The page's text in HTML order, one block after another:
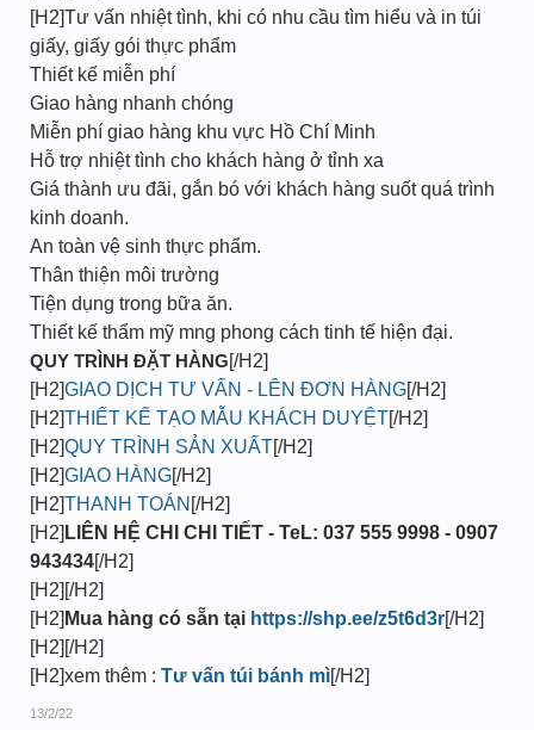
[H2]Tư vấn nhiệt tình, khi có nhu cầu tìm hiểu và in túi
giấy, giấy gói thực phẩm
Thiết kế miễn phí
Giao hàng nhanh chóng
Miễn phí giao hàng khu vực Hồ Chí Minh
Hỗ trợ nhiệt tình cho khách hàng ở tỉnh xa
Giá thành ưu đãi, gắn bó với khách hàng suốt quá trình
kinh doanh.
An toàn vệ sinh thực phẩm.
Thân thiện môi trường
Tiện dụng trong bữa ăn.
Thiết kế thẩm mỹ mng phong cách tinh tế hiện đại.
QUY TRÌNH ĐẶT HÀNG[/H2]
[H2]GIAO DỊCH TƯ VẤN - LÊN ĐƠN HÀNG[/H2]
[H2]THIẾT KẾ TẠO MẪU KHÁCH DUYỆT[/H2]
[H2]QUY TRÌNH SẢN XUẤT[/H2]
[H2]GIAO HÀNG[/H2]
[H2]THANH TOÁN [/H2]
[H2] LIÊN HỆ CHI CHI TIẾT - TeL: 037 555 9998 - 0907
943434[/H2]
[H2][/H2]
[H2] Mua hàng có sẵn tại https://shp.ee/z5t6d3r[/H2]
[H2][/H2]
[H2]xem thêm : Tư vấn túi bánh mì[/H2]
13/2/22